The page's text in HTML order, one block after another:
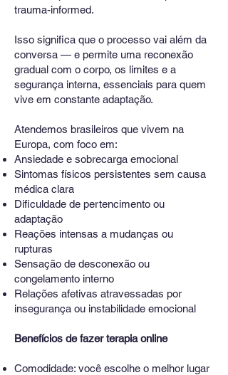
trauma-informed.
Isso significa que o processo vai além da
conversa — e permite uma reconexão
gradual com o corpo, os limites e a
segurança interna, essenciais para quem
vive em constante adaptação.
Atendemos brasileiros que vivem na
Europa, com foco em:
Ansiedade e sobrecarga emocional
Sintomas físicos persistentes sem causa
médica clara
Dificuldade de pertencimento ou
adaptação
Reações intensas a mudanças ou
rupturas
Sensação de desconexão ou
congelamento interno
Relações afetivas atravessadas por
insegurança ou instabilidade emocional
Benefícios de fazer terapia online
Comodidade: você escolhe o melhor lugar